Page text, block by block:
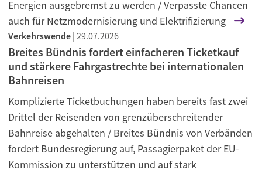
Energien ausgebremst zu werden / Verpasste Chancen
auch für Netzmodernisierung und Elektrifizierung
Verkehrswende | 29.07.2026
Breites Bündnis fordert einfacheren Ticketkauf
und stärkere Fahrgastrechte bei internationalen
Bahnreisen
Komplizierte Ticketbuchungen haben bereits fast zwei
Drittel der Reisenden von grenzüberschreitender
Bahnreise abgehalten / Breites Bündnis von Verbänden
fordert Bundesregierung auf, Passagierpaket der EU-
Kommission zu unterstützen und auf stark